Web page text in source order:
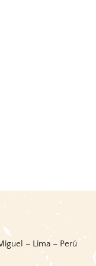
– Lima – Perú